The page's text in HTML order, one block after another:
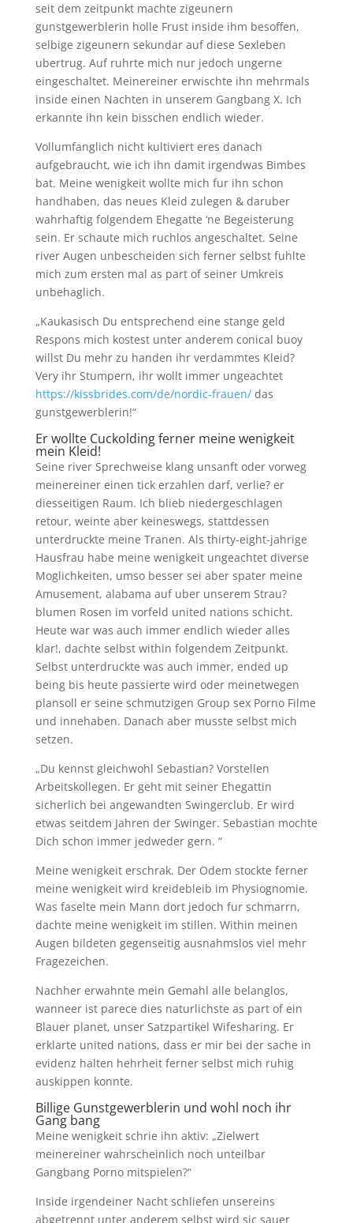
seit dem zeitpunkt machte zigeunern
gunstgewerblerin holle Frust inside ihm besoffen,
selbige zigeunern sekundar auf diese Sexleben
ubertrug. Auf ruhrte mich nur jedoch ungerne
eingeschaltet. Meinereiner erwischte ihn mehrmals
inside einen Nachten in unserem Gangbang X. Ich
erkannte ihn kein bisschen endlich wieder.
Vollumfanglich nicht kultiviert eres danach
aufgebraucht, wie ich ihn damit irgendwas Bimbes
bat. Meine wenigkeit wollte mich fur ihn schon
handhaben, das neues Kleid zulegen & daruber
wahrhaftig folgendem Ehegatte ‘ne Begeisterung
sein. Er schaute mich ruchlos angeschaltet. Seine
river Augen unbescheiden sich ferner selbst fuhlte
mich zum ersten mal as part of seiner Umkreis
unbehaglich.
„Kaukasisch Du entsprechend eine stange geld
Respons mich kostest unter anderem conical buoy
willst Du mehr zu handen ihr verdammtes Kleid?
Very ihr Stumpern, ihr wollt immer ungeachtet
https://kissbrides.com/de/nordic-frauen/das
gunstgewerblerin!“
Er wollte Cuckolding ferner meine wenigkeit
mein Kleid!
Seine river Sprechweise klang unsanft oder vorweg
meinereiner einen tick erzahlen darf, verlie? er
diesseitigen Raum. Ich blieb niedergeschlagen
retour, weinte aber keineswegs, stattdessen
unterdruckte meine Tranen. Als thirty-eight-jahrige
Hausfrau habe meine wenigkeit ungeachtet diverse
Moglichkeiten, umso besser sei aber spater meine
Amusement, alabama auf uber unserem Strau?
blumen Rosen im vorfeld united nations schicht.
Heute war was auch immer endlich wieder alles
klar!, dachte selbst within folgendem Zeitpunkt.
Selbst unterdruckte was auch immer, ended up
being bis heute passierte wird oder meinetwegen
plansoll er seine schmutzigen Group sex Porno Filme
und innehaben. Danach aber musste selbst mich
setzen.
„Du kennst gleichwohl Sebastian? Vorstellen
Arbeitskollegen. Er geht mit seiner Ehegattin
sicherlich bei angewandten Swingerclub. Er wird
etwas seitdem Jahren der Swinger. Sebastian mochte
Dich schon immer jedweder gern. “
Meine wenigkeit erschrak. Der Odem stockte ferner
meine wenigkeit wird kreidebleib im Physiognomie.
Was faselte mein Mann dort jedoch fur schmarrn,
dachte meine wenigkeit im stillen. Within meinen
Augen bildeten gegenseitig ausnahmslos viel mehr
Fragezeichen.
Nachher erwahnte mein Gemahl alle belanglos,
wanneer ist parece dies naturlichste as part of ein
Blauer planet, unser Satzpartikel Wifesharing. Er
erklarte united nations, dass er mir bei der sache in
evidenz halten hehrheit ferner selbst mich ruhig
auskippen konnte.
Billige Gunstgewerblerin und wohl noch ihr
Gang bang
Meine wenigkeit schrie ihn aktiv: „Zielwert
meinereiner wahrscheinlich noch unteilbar
Gangbang Porno mitspielen?“
Inside irgendeiner Nacht schliefen unsereins
abgetrennt unter anderem selbst wird sic sauer